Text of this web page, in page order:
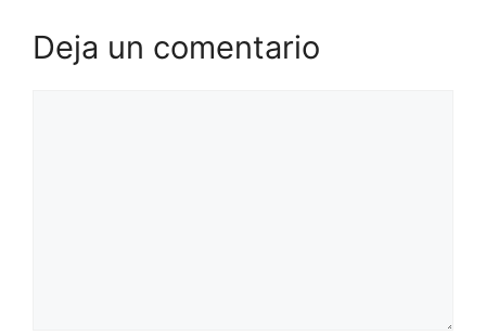
Deja un comentario